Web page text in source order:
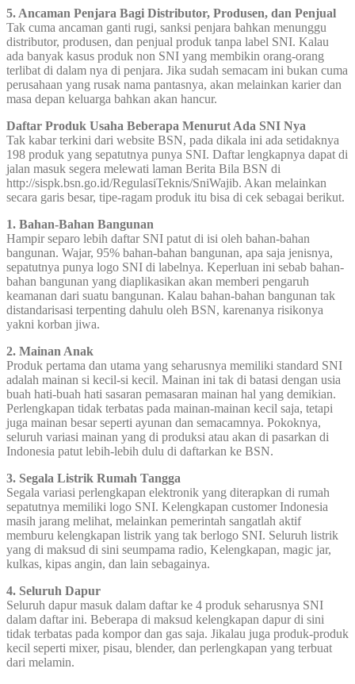
5. Ancaman Penjara Bagi Distributor, Produsen, dan Penjual
Tak cuma ancaman ganti rugi, sanksi penjara bahkan menunggu
distributor, produsen, dan penjual produk tanpa label SNI. Kalau
ada banyak kasus produk non SNI yang membikin orang-orang
terlibat di dalam nya di penjara. Jika sudah semacam ini bukan cuma
perusahaan yang rusak nama pantasnya, akan melainkan karier dan
masa depan keluarga bahkan akan hancur.
Daftar Produk Usaha Beberapa Menurut Ada SNI Nya
Tak kabar terkini dari website BSN, pada dikala ini ada setidaknya
198 produk yang sepatutnya punya SNI. Daftar lengkapnya dapat di
jalan masuk segera melewati laman Berita Bila BSN di
http://sispk.bsn.go.id/RegulasiTeknis/SniWajib. Akan melainkan
secara garis besar, tipe-ragam produk itu bisa di cek sebagai berikut.
1. Bahan-Bahan Bangunan
Hampir separo lebih daftar SNI patut di isi oleh bahan-bahan
bangunan. Wajar, 95% bahan-bahan bangunan, apa saja jenisnya,
sepatutnya punya logo SNI di labelnya. Keperluan ini sebab bahan-
bahan bangunan yang diaplikasikan akan memberi pengaruh
keamanan dari suatu bangunan. Kalau bahan-bahan bangunan tak
distandarisasi terpenting dahulu oleh BSN, karenanya risikonya
yakni korban jiwa.
2. Mainan Anak
Produk pertama dan utama yang seharusnya memiliki standard SNI
adalah mainan si kecil-si kecil. Mainan ini tak di batasi dengan usia
buah hati-buah hati sasaran pemasaran mainan hal yang demikian.
Perlengkapan tidak terbatas pada mainan-mainan kecil saja, tetapi
juga mainan besar seperti ayunan dan semacamnya. Pokoknya,
seluruh variasi mainan yang di produksi atau akan di pasarkan di
Indonesia patut lebih-lebih dulu di daftarkan ke BSN.
3. Segala Listrik Rumah Tangga
Segala variasi perlengkapan elektronik yang diterapkan di rumah
sepatutnya memiliki logo SNI. Kelengkapan customer Indonesia
masih jarang melihat, melainkan pemerintah sangatlah aktif
memburu kelengkapan listrik yang tak berlogo SNI. Seluruh listrik
yang di maksud di sini seumpama radio, Kelengkapan, magic jar,
kulkas, kipas angin, dan lain sebagainya.
4. Seluruh Dapur
Seluruh dapur masuk dalam daftar ke 4 produk seharusnya SNI
dalam daftar ini. Beberapa di maksud kelengkapan dapur di sini
tidak terbatas pada kompor dan gas saja. Jikalau juga produk-produk
kecil seperti mixer, pisau, blender, dan perlengkapan yang terbuat
dari melamin.